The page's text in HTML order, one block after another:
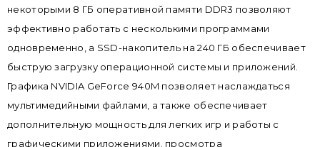
некоторыми 8 ГБ оперативной памяти DDR3 позволяют
эффективно работать с несколькими программами
одновременно, а SSD-накопитель на 240 ГБ обеспечивает
быструю загрузку операционной системы и приложений.
Графика NVIDIA GeForce 940M позволяет наслаждаться
мультимедийными файлами, а также обеспечивает
дополнительную мощность для легких игр и работы с
графическими приложениями. просмотра